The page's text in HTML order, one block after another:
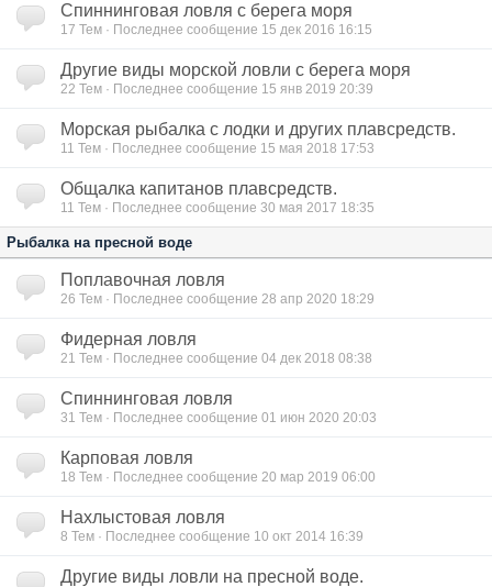
Спиннинговая ловля с берега моря
17 Тем · Последнее сообщение 15 дек 2016 16:15
Другие виды морской ловли с берега моря
22 Тем · Последнее сообщение 15 янв 2019 20:39
Морская рыбалка с лодки и других плавсредств.
11 Тем · Последнее сообщение 15 мая 2018 17:53
Общалка капитанов плавсредств.
11 Тем · Последнее сообщение 30 мая 2017 18:35
Рыбалка на пресной воде
Поплавочная ловля
26 Тем · Последнее сообщение 28 апр 2020 18:29
Фидерная ловля
21 Тем · Последнее сообщение 04 дек 2018 08:38
Спиннинговая ловля
31 Тем · Последнее сообщение 01 июн 2020 20:03
Карповая ловля
18 Тем · Последнее сообщение 20 мар 2019 06:00
Нахлыстовая ловля
8 Тем · Последнее сообщение 10 окт 2014 16:39
Другие виды ловли на пресной воде.